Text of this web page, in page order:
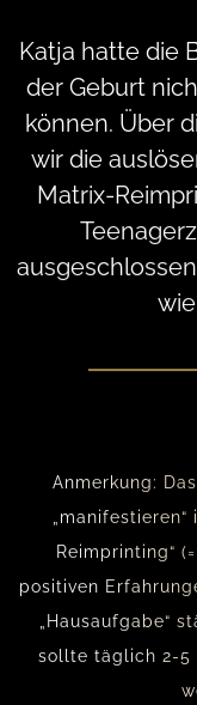
Katja hatte die
der Geburt
können. Über
wir die
Matrix-
Anmerkung:
Reimprinting“
positiven
„Hausaufgabe“
sollte täglich 2-5